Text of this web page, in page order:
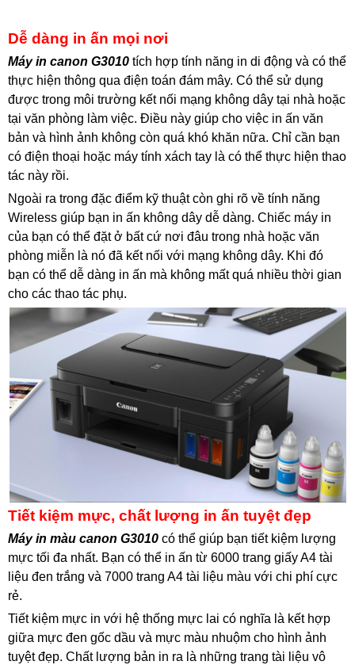
Dễ dàng in ấn mọi nơi
Máy in canon G3010 tích hợp tính năng in di động và có thể
thực hiện thông qua điện toán đám mây. Có thể sử dụng
được trong môi trường kết nối mạng không dây tại nhà hoặc
tại văn phòng làm việc. Điều này giúp cho việc in ấn văn
bản và hình ảnh không còn quá khó khăn nữa. Chỉ cần bạn
có điện thoại hoặc máy tính xách tay là có thể thực hiện thao
tác này rồi.
Ngoài ra trong đặc điểm kỹ thuật còn ghi rõ về tính năng
Wireless giúp bạn in ấn không dây dễ dàng. Chiếc máy in
của bạn có thể đặt ở bất cứ nơi đâu trong nhà hoặc văn
phòng miễn là nó đã kết nối với mạng không dây. Khi đó
bạn có thể dễ dàng in ấn mà không mất quá nhiều thời gian
cho các thao tác phụ.
Tiết kiệm mực, chất lượng in ấn tuyệt đẹp
Máy in màu canon G3010 có thể giúp bạn tiết kiệm lượng
mực tối đa nhất. Bạn có thể in ấn từ 6000 trang giấy A4 tài
liệu đen trắng và 7000 trang A4 tài liệu màu với chi phí cực
rẻ.
Tiết kiệm mực in với hệ thống mực lai có nghĩa là kết hợp
giữa mực đen gốc dầu và mực màu nhuộm cho hình ảnh
tuyệt đẹp. Chất lượng bản in ra là những trang tài liệu vô